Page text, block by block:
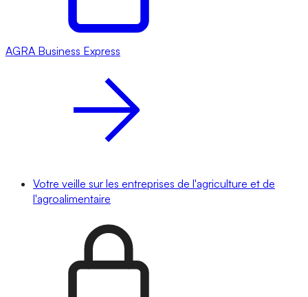
AGRA Business Express
Votre veille sur les entreprises de l'agriculture et de
l'agroalimentaire